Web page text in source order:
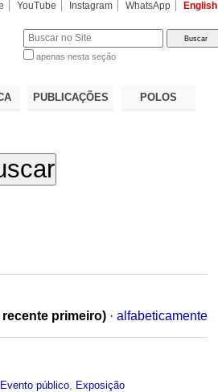
YouTube Instagram WhatsApp English
apenas nesta seção
PUBLICAÇÕES POLOS
primeiro) · alfabeticamente
Evento público Exposição